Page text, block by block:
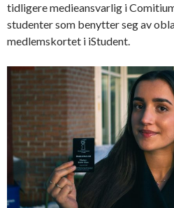
tidligere medieansvarlig i
studenter som benytter seg av
medlemskortet i iStudent.